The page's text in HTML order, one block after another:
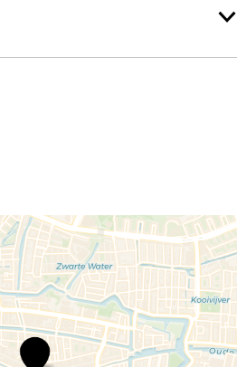
Restaurant
Scarlatti